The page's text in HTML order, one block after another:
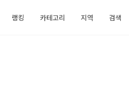
랭킹 카테고리 지역 검색